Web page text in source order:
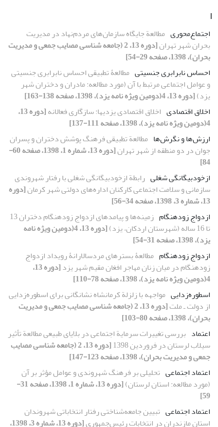
ا
اجتماع‌محوری مطالعة جایگاه سازمان‌های مردم‌نهاد در مدیریت
بحران شهر تهران
[دوره 13، 2 (جامعه شناسی مصایب جمعی و مدیریت
بحران)، 1398، صفحه 29-54]
احساس نابرابری جنسیتی مطالعۀ تطبیقی احساس نابرابری جنسیتی
و عوامل اجتماعی مرتبط با آن (مورد مطالعه: مادران و دختران شهر
یزد)[دوره 13، 4(دومین ویژه نامه یزد)، 1398، صفحه 138-163]
اخلاق اقتصادی اخلاق اقتصادی یزدیها: سازگاری فعالانه
[دوره 13،
4(دومین ویژه نامه یزد)، 1398، صفحه 111-137]
ارزش‌ها و نگرش‌ها مطالعة تطبیقی فرهنگ پوشش دختران و پسران
جوان در دو منطقه از شهر تهران
[دوره 13، شماره 1، 1398، صفحه 60-
84]
ازخودبیگانگی شغلی رابطة ازخودبیگانگی شغلی با رفتار شهروندی
سازمانی و سلامت اجتماعی کارکنان اداره‌های دولتی شهر کرمان[دوره
13، شماره 3، 1398، صفحه 34-56]
ازدواج زودهنگام
زمینه‌ها و پیامدهای ازدواج زودهنگام دختران 13
تا 16 ساله (شهرستان اردکان، یزد)
[دوره 13، 4(دومین ویژه نامه
یزد)، 1398، صفحه 31-54]
ازدواج زودهنگام مطالعۀ‌ بسترهای مردسالارانۀ‌ رویداد ازدواج
زودهنگام در میان زنان مهاجر افغان مقیم شهر یزد
[دوره 13،
4(دومین ویژه نامه یزد)، 1398، صفحه 78-110]
اسطوره‌زدایی مواجهه با زلزلة کرمانشاه نشانگانی برای اسطوره‌زدایی
از دولت‌ ـ ‌ملت
[دوره 13، 2 (جامعه شناسی مصایب جمعی و مدیریت
بحران)، 1398، صفحه 80-103]
اعتماد بررسی تغییرات سرمایة اجتماعی در بلایای طبیعی مطالعة تأثیر
سیلاب لرستان در فروردین 1398
[دوره 13، 2 (جامعه شناسی مصایب
جمعی و مدیریت بحران)، 1398، صفحه 123-147]
اعتماد اجتماعی تحلیلی بر فرهنگ شهروندی و عوامل مؤثر بر آن
(مورد مطالعه: استان لرستان)
[دوره 13، شماره 1، 1398، صفحه 31-
59]
اعتماد اجتماعی تبیین جامعه‌شناختی رفتار انتخاباتی شهروندان
استان مازندران در انتخابات رئیس‌جمهوری
[دوره 13، شماره 3، 1398،